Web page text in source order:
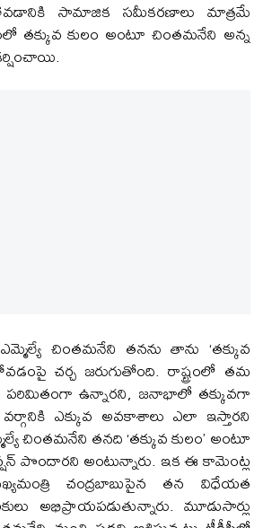
సామాజిక సమీకరణాలు మాత్రమే
తక్కువ కులం అంటూ చింతమనేని అన్న
చింతమనేని తనను తాను ‘తక్కువ
చర్చ జరుగుతోంది. రాష్ట్రంలో తమ
ఉన్నారని, జనాభాలో తక్కువగా
ఎక్కువ అవకాశాలు ఎలా ఇస్తారని
చింతమనేని తనది ‘తక్కువ కులం’ అంటూ
పొందారని అంటున్నారు. ఇక ఈ కామెంట్ల
చంద్రబాబుపైన తన విధేయత
అభిప్రాయపడుతున్నారు. మూడుసార్లు